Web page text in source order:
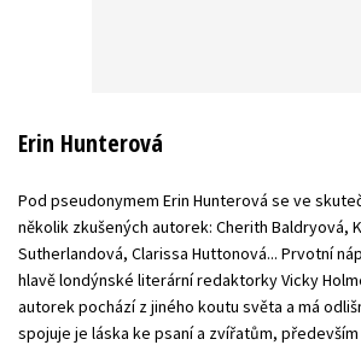
Erin Hunterová
Pod pseudonymem Erin Hunterová se ve
několik zkušených autorek: Cherith Baldryová,
Sutherlandová, Clarissa Huttonová... Prvotní
hlavě londýnské literární redaktorky Vicky
autorek pochází z jiného koutu světa a má
spojuje je láska ke psaní a zvířatům,